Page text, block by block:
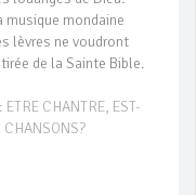
musique mondaine
lèvres ne voudront
de la Sainte Bible.
CHANTRE, EST-
CHANSONS?